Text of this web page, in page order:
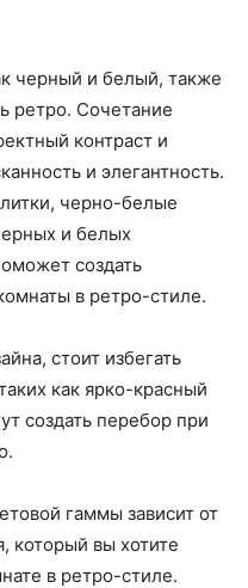
черный и белый, также
ретро. Сочетание
контраст и
и элегантность.
черно-белые
и белых
создать
в ретро-стиле.
стоит избегать
как ярко-красный
создать перебор при
гаммы зависит от
который вы хотите
в ретро-стиле.